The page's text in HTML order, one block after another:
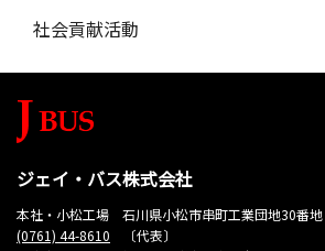
社会貢献活動
ジェイ・バス株式会社
本社・小松工場 石川県小松市串町工業団地30番地
(0761) 44-8610 〔代表〕